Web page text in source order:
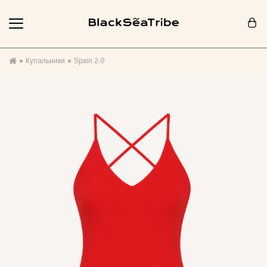
Корзина (0)
Продолжить покупки
РЕКОМЕНДОВАНО ДЛЯ ВАС
Купальники Spain 2.0